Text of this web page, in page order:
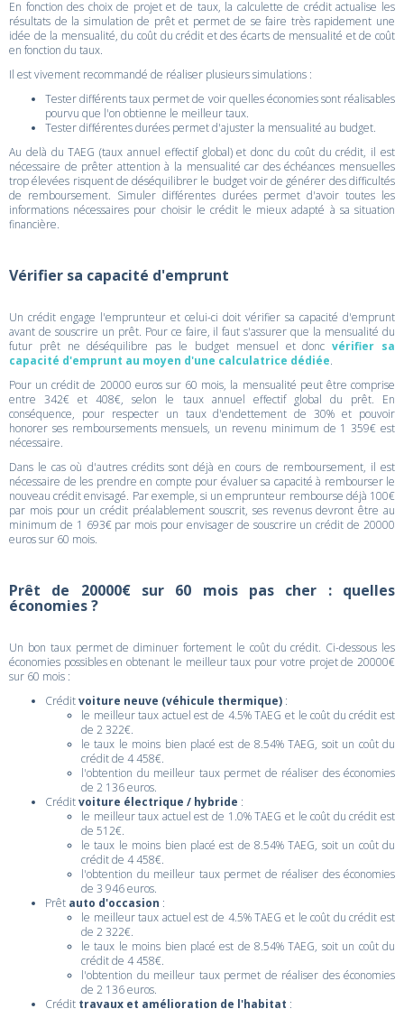
En fonction des choix de projet et de taux, la calculette de crédit actualise les
résultats de la simulation de prêt et permet de se faire très rapidement une
idée de la mensualité, du coût du crédit et des écarts de mensualité et de coût
en fonction du taux.
Il est vivement recommandé de réaliser plusieurs simulations :
Tester différents taux permet de voir quelles économies sont réalisables
pourvu que l'on obtienne le meilleur taux.
Tester différentes durées permet d'ajuster la mensualité au budget.
Au delà du TAEG (taux annuel effectif global) et donc du coût du crédit, il est
nécessaire de prêter attention à la mensualité car des échéances mensuelles
trop élevées risquent de déséquilibrer le budget voir de générer des difficultés
de remboursement. Simuler différentes durées permet d'avoir toutes les
informations nécessaires pour choisir le crédit le mieux adapté à sa situation
financière.
Vérifier sa capacité d'emprunt
Un crédit engage l'emprunteur et celui-ci doit vérifier sa capacité d'emprunt
avant de souscrire un prêt. Pour ce faire, il faut s'assurer que la mensualité du
futur prêt ne déséquilibre pas le budget mensuel et doncvérifier sa
capacité d'emprunt au moyen d'une calculatrice dédiée.
Pour un crédit de 20000 euros sur 60 mois, la mensualité peut être comprise
entre 342€ et 408€, selon le taux annuel effectif global du prêt. En
conséquence, pour respecter un taux d'endettement de 30% et pouvoir
honorer ses remboursements mensuels, un revenu minimum de 1 359€ est
nécessaire.
Dans le cas où d'autres crédits sont déjà en cours de remboursement, il est
nécessaire de les prendre en compte pour évaluer sa capacité à rembourser le
nouveau crédit envisagé. Par exemple, si un emprunteur rembourse déjà 100€
par mois pour un crédit préalablement souscrit, ses revenus devront être au
minimum de 1 693€ par mois pour envisager de souscrire un crédit de 20000
euros sur 60 mois.
Prêt de 20000€ sur 60 mois pas cher : quelles
économies ?
Un bon taux permet de diminuer fortement le coût du crédit. Ci-dessous les
économies possibles en obtenant le meilleur taux pour votre projet de 20000€
sur 60 mois :
Créditvoiture neuve (véhicule thermique) :
le meilleur taux actuel est de 4.5% TAEG et le coût du crédit est
de 2 322€.
le taux le moins bien placé est de 8.54% TAEG, soit un coût du
crédit de 4 458€.
l'obtention du meilleur taux permet de réaliser des économies
de 2 136 euros.
Créditvoiture électrique / hybride :
le meilleur taux actuel est de 1.0% TAEG et le coût du crédit est
de 512€.
le taux le moins bien placé est de 8.54% TAEG, soit un coût du
crédit de 4 458€.
l'obtention du meilleur taux permet de réaliser des économies
de 3 946 euros.
Prêt auto d'occasion :
le meilleur taux actuel est de 4.5% TAEG et le coût du crédit est
de 2 322€.
le taux le moins bien placé est de 8.54% TAEG, soit un coût du
crédit de 4 458€.
l'obtention du meilleur taux permet de réaliser des économies
de 2 136 euros.
Crédit travaux et amélioration de l'habitat :